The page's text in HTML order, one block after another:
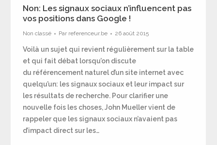
Non: Les signaux sociaux n’influencent pas
vos positions dans Google !
Non classé Par referenceur.be 26 août 2015
Voilà un sujet qui revient régulièrement sur la table
et qui fait débat lorsqu’on discute
du référencement naturel d’un site internet avec
quelqu’un: les signaux sociaux et leur impact sur
les résultats de recherche. Pour clarifier une
nouvelle fois les choses, John Mueller vient de
rappeler que les signaux sociaux n’avaient pas
d’impact direct sur les…